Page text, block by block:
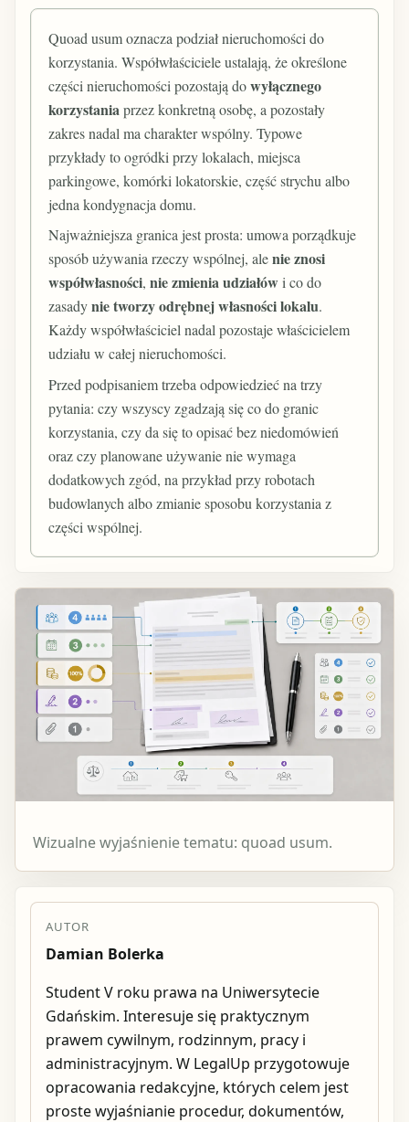
Quoad usum oznacza podział nieruchomości do
korzystania. Współwłaściciele ustalają, że określone
części nieruchomości pozostają dowyłącznego
korzystaniaprzez konkretną osobę, a pozostały
zakres nadal ma charakter wspólny. Typowe
przykłady to ogródki przy lokalach, miejsca
parkingowe, komórki lokatorskie, część strychu albo
jedna kondygnacja domu.
Najważniejsza granica jest prosta: umowa porządkuje
sposób używania rzeczy wspólnej, alenie znosi
współwłasności,nie zmienia udziałówi co do
zasadynie tworzy odrębnej własności lokalu.
Każdy współwłaściciel nadal pozostaje właścicielem
udziału w całej nieruchomości.
Przed podpisaniem trzeba odpowiedzieć na trzy
pytania: czy wszyscy zgadzają się co do granic
korzystania, czy da się to opisać bez niedomówień
oraz czy planowane używanie nie wymaga
dodatkowych zgód, na przykład przy robotach
budowlanych albo zmianie sposobu korzystania z
części wspólnej.
Wizualne wyjaśnienie tematu: quoad usum.
AUTOR
Damian Bolerka
Student V roku prawa na Uniwersytecie
Gdańskim. Interesuje się praktycznym
prawem cywilnym, rodzinnym, pracy i
administracyjnym. W LegalUp przygotowuje
opracowania redakcyjne, których celem jest
proste wyjaśnianie procedur, dokumentów,